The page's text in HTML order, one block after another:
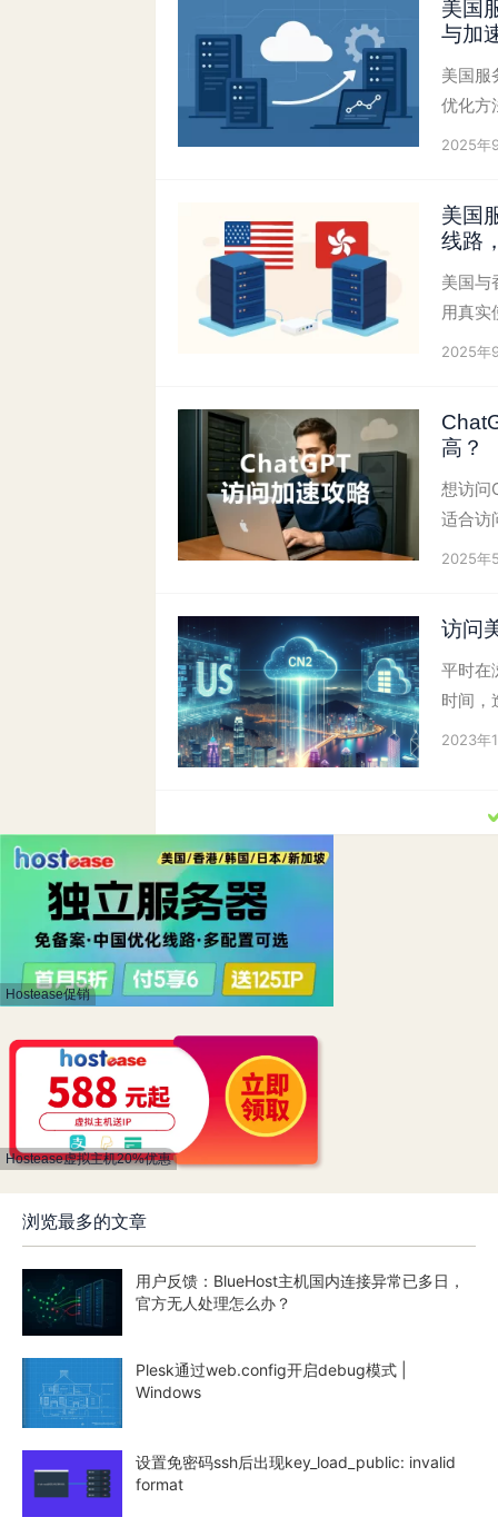
美国
与加
美国服
优化方
2025年
美国
线路
美国与
用真实
2025年
高？
想访问
适合访
2025年
访问
平时在
时间，
2023年
Hostease促销
Hostease虚拟主机20%优惠
浏览最多的文章
用户反馈：BlueHost主机国内连接异常已多日，
官方无人处理怎么办？
Plesk通过web.config开启debug模式 |
Windows
设置免密码ssh后出现key_load_public: invalid
format